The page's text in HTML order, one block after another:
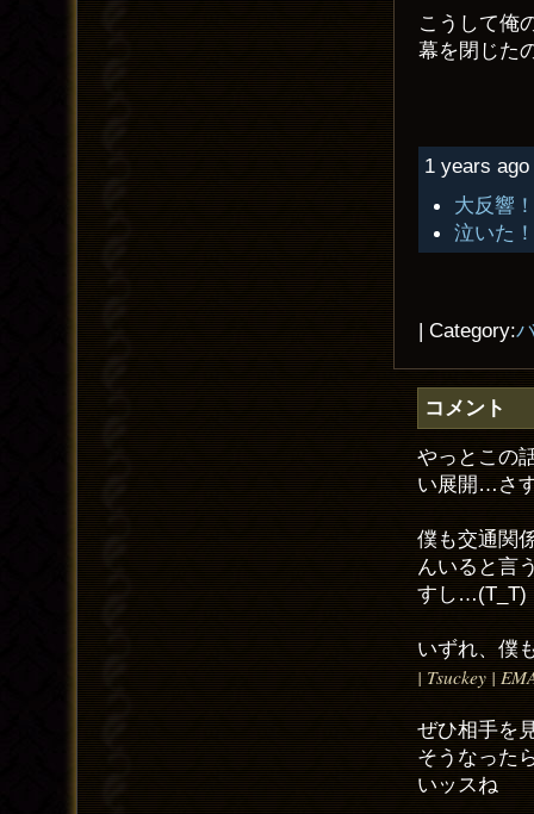
こうして俺
幕を閉じた
1 years
大反響
泣いた！
| Category:
コメント
やっとこの
い展開…さ
僕も交通関
んいると言
すし…(T_T)
いずれ、僕
| Tsuckey |
ぜひ相手を
そうなった
いッスね